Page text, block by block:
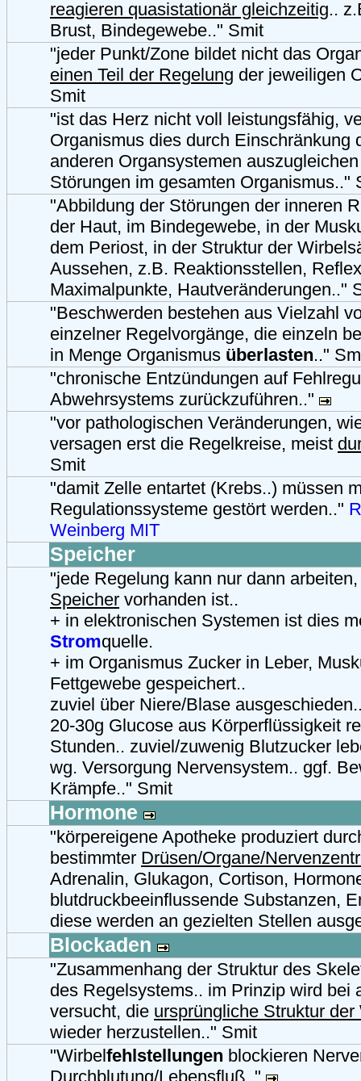
reagieren quasistationär gleichzeitig..
Brust, Bindegewebe.." Smit
"jeder Punkt/Zone bildet nicht das
einen Teil der Regelung der jeweiligen
Smit
"ist das Herz nicht voll leistungsfähig,
Organismus dies durch Einschränkung
anderen Organsystemen
Störungen im gesamten Organismus.."
"Abbildung der Störungen der inneren
der Haut, im Bindegewebe, in der
dem Periost, in der Struktur der
Aussehen, z.B. Reaktionsstellen,
Maximalpunkte, Hautveränderungen.."
"Beschwerden bestehen aus Vielzahl
einzelner Regelvorgänge, die einzeln
in Menge Organismus überlasten.."
"chronische Entzündungen auf
Abwehrsystems zurückzuführen.."
"vor pathologischen Veränderungen,
versagen erst die Regelkreise, meist
Smit
"damit Zelle entartet (Krebs..) müssen
Regulationssysteme gestört werden.."
Weinberg MIT
Speicher
"jede Regelung kann nur dann
Speicher vorhanden ist..
+ in elektronischen Systemen ist dies
Stromquelle.
+ im Organismus Zucker in Leber,
Fettgewebe gespeichert..
zuviel über Niere/Blase
20-30g Glucose aus Körperflüssigkeit
Stunden.. zuviel/zuwenig Blutzucker
wg. Versorgung Nervensystem.. ggf.
Krämpfe.." Smit
Hormone
"körpereigene Apotheke produziert
bestimmter Drüsen/Organe/
Adrenalin, Glukagon, Cortison,
blutdruckbeeinflussende Substanzen,
diese werden an gezielten Stellen
Blockaden
"Zusammenhang der Struktur des
des Regelsystems.. im Prinzip wird bei
versucht, die ursprüngliche Struktur der
wieder herzustellen.." Smit
"Wirbelfehlstellungen blockieren
Durchblutung/Lebensfluß.."